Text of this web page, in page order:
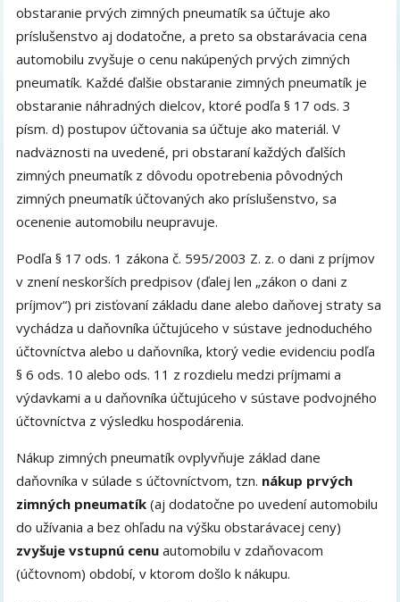
obstaranie prvých zimných pneumatík sa účtuje ako
príslušenstvo aj dodatočne, a preto sa obstarávacia cena
automobilu zvyšuje o cenu nakúpených prvých zimných
pneumatík. Každé ďalšie obstaranie zimných pneumatík je
obstaranie náhradných dielcov, ktoré podľa § 17 ods. 3
písm. d) postupov účtovania sa účtuje ako materiál. V
nadväznosti na uvedené, pri obstaraní každých ďalších
zimných pneumatík z dôvodu opotrebenia pôvodných
zimných pneumatík účtovaných ako príslušenstvo, sa
ocenenie automobilu neupravuje.
Podľa § 17 ods. 1 zákona č. 595/2003 Z. z. o dani z príjmov
v znení neskorších predpisov (ďalej len „zákon o dani z
príjmov“) pri zisťovaní základu dane alebo daňovej straty sa
vychádza u daňovníka účtujúceho v sústave jednoduchého
účtovníctva alebo u daňovníka, ktorý vedie evidenciu podľa
§ 6 ods. 10 alebo ods. 11 z rozdielu medzi príjmami a
výdavkami a u daňovníka účtujúceho v sústave podvojného
účtovníctva z výsledku hospodárenia.
Nákup zimných pneumatík ovplyvňuje základ dane
daňovníka v súlade s účtovníctvom, tzn. nákup prvých
zimných pneumatík (aj dodatočne po uvedení automobilu
do užívania a bez ohľadu na výšku obstarávacej ceny)
zvyšuje vstupnú cenu automobilu v zdaňovacom
(účtovnom) období, v ktorom došlo k nákupu.